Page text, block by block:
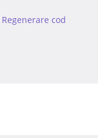
Regenerare cod